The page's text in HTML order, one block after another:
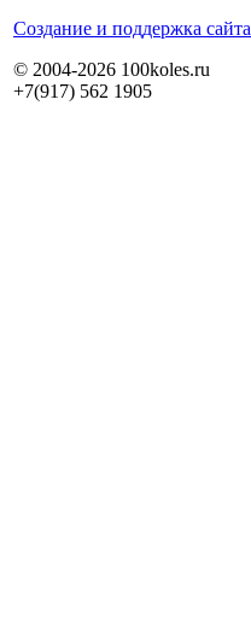
Cоздание и поддержка сайта
© 2004-2026 100koles.ru
+7(917) 562 1905